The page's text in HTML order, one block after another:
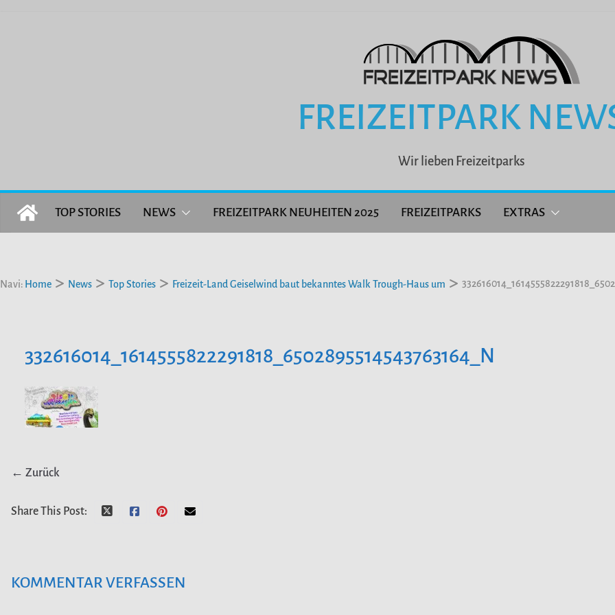
FREIZEITPARK
Wir lieben Freizeitparks
TOP STORIES NEWS FREIZEITPARK NEUHEITEN 2025 FREIZEITPARKS EXTRAS
Navi: Home News Top Stories Freizeit-Land Geiselwind baut bekanntes Walk Trough-Haus um
332616014_1614555822291818_6502895514543763164_N
← Zurück
Share This Post:
KOMMENTAR VERFASSEN